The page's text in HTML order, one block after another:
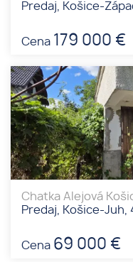
Predaj, Košice-
Cena 179 000 €
Chatka Alejová
Predaj, Košice-Juh,
Cena 69 000 €